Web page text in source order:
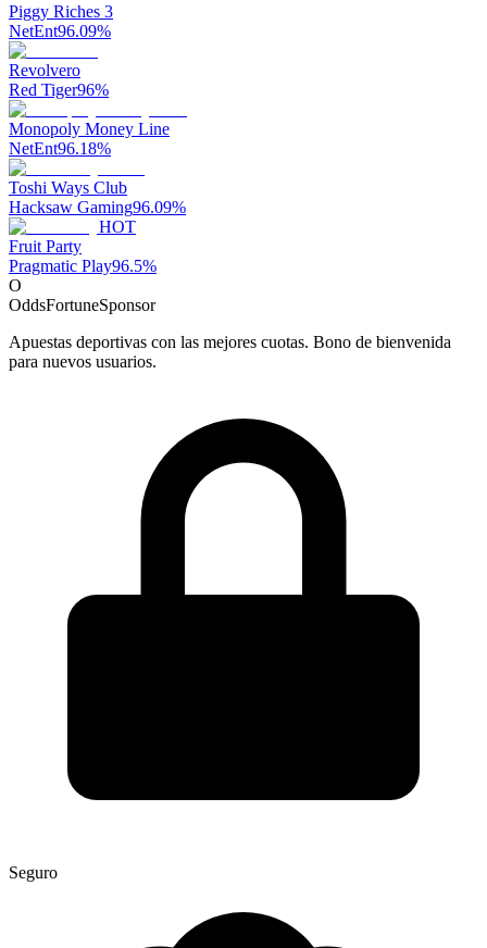
Piggy Riches 3
NetEnt96.09%
Revolvero
Red Tiger96%
Monopoly Money Line
NetEnt96.18%
Toshi Ways Club
Hacksaw Gaming96.09%
HOT
Fruit Party
Pragmatic Play96.5%
O
OddsFortuneSponsor
Apuestas deportivas con las mejores cuotas. Bono de bienvenida
para nuevos usuarios.
Seguro